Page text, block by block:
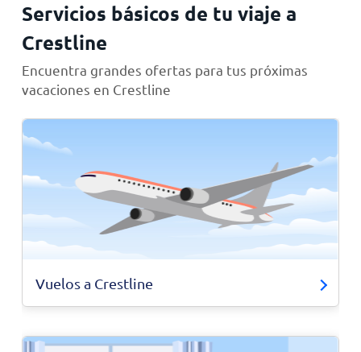
Servicios básicos de tu viaje a
Crestline
Encuentra grandes ofertas para tus próximas
vacaciones en Crestline
Vuelos a Crestline